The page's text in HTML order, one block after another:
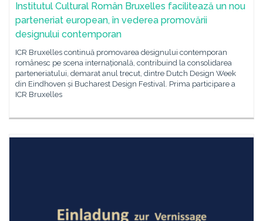
Institutul Cultural Român Bruxelles facilitează un nou
parteneriat european, în vederea promovării
designului contemporan
ICR Bruxelles continuă promovarea designului contemporan
românesc pe scena internațională, contribuind la consolidarea
parteneriatului, demarat anul trecut, dintre Dutch Design Week
din Eindhoven și Bucharest Design Festival. Prima participare a
ICR Bruxelles